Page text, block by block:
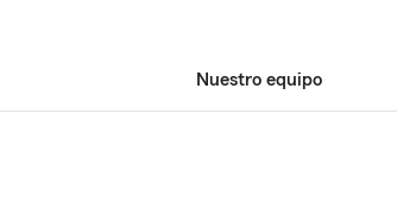
Nuestro equipo